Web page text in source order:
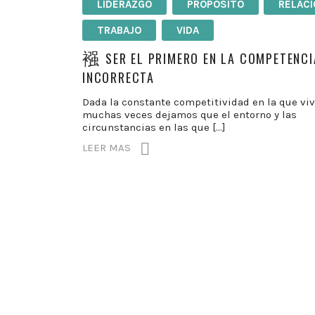
LÍDERAZGO PROPÓSITO
TRABAJO VIDA
SER EL PRIMERO EN LA
INCORRECTA
Dada la constante competitividad en la que
muchas veces dejamos que el entorno y las
circunstancias en las que […]
LEER MAS